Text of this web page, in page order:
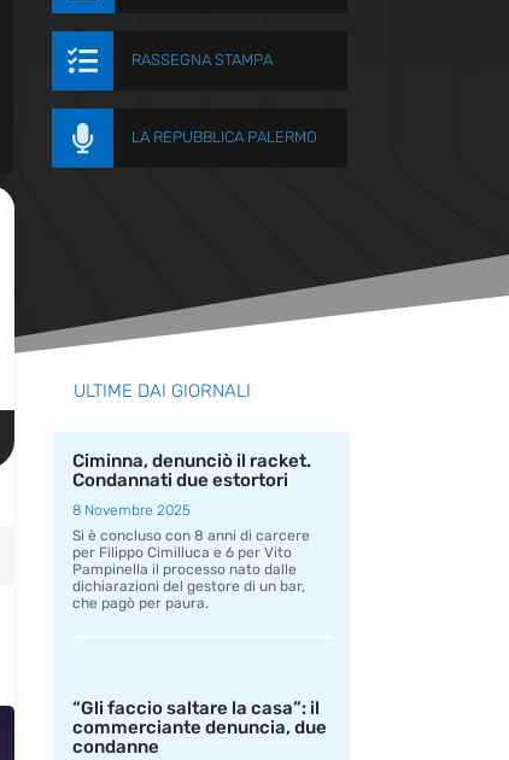
 RASSEGNA STAMPA
 LA REPUBBLICA PALERMO
ULTIME DAI GIORNALI
Ciminna, denunciò il racket.
Condannati due estortori
8 Novembre 2025
Si è concluso con 8 anni di carcere
per Filippo Cimilluca e 6 per Vito
Pampinella il processo nato dalle
dichiarazioni del gestore di un bar,
che pagò per paura.
“Gli faccio saltare la casa”: il
commerciante denuncia, due
condanne